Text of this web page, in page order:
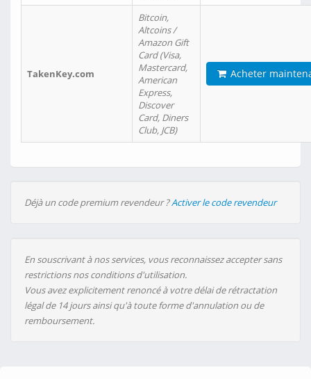
TakenKey.com
Bitcoin,
Altcoins /
Amazon Gift
Card (Visa,
Mastercard,
American
Express,
Discover
Card, Diners
Club, JCB)
Acheter
Déjà un code premium revendeur ?Activer le code revendeur
En souscrivant à nos services, vous reconnaissez accepter sans
restrictions nos conditions d'utilisation.
Vous avez explicitement renoncé à votre délai de rétractation
légal de 14 jours ainsi qu'à toute forme d'annulation ou de
remboursement.